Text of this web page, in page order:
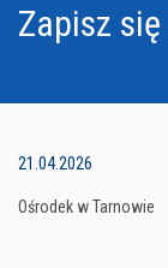
Zapisz się
21.04.2026
Ośrodek w Tarnowie